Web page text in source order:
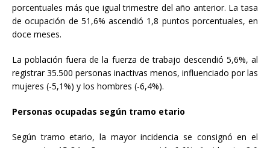
porcentuales más que igual trimestre del año anterior. La tasa
de ocupación de 51,6% ascendió 1,8 puntos porcentuales, en
doce meses.
La población fuera de la fuerza de trabajo descendió 5,6%, al
registrar 35.500 personas inactivas menos, influenciado por las
mujeres (-5,1%) y los hombres (-6,4%).
Personas ocupadas según tramo etario
Según tramo etario, la mayor incidencia se consignó en el